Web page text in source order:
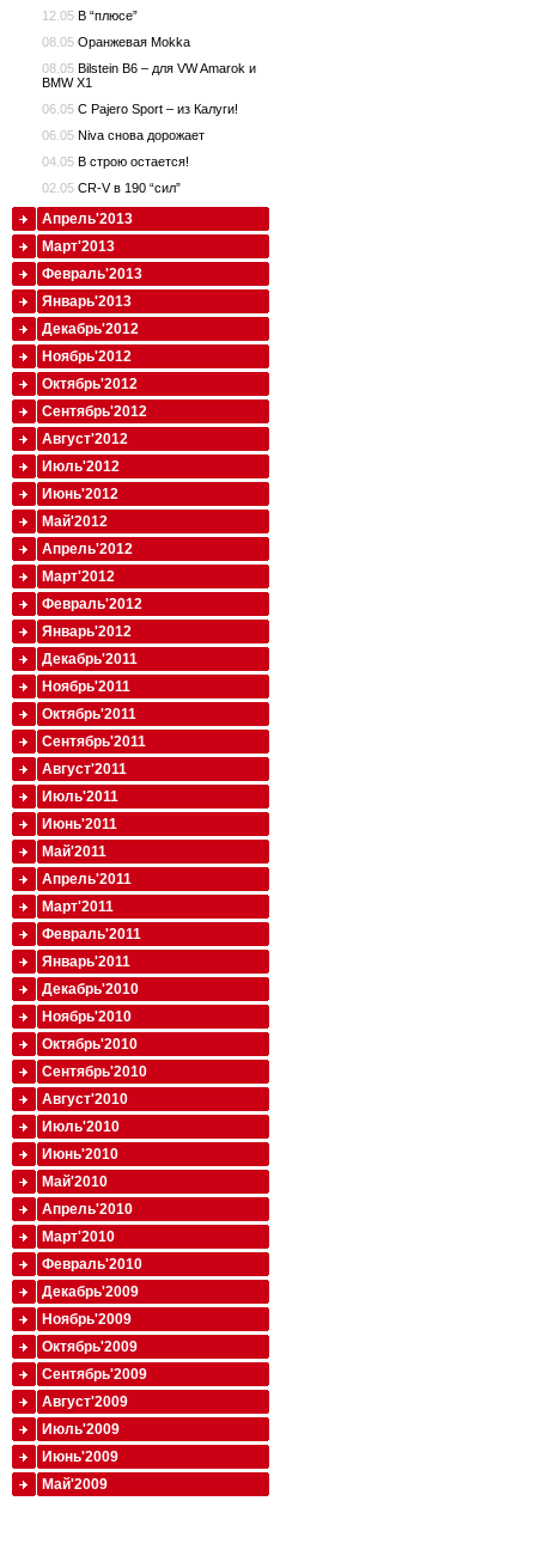
12.05 В “плюсе”
08.05 Оранжевая Mokka
08.05 Bilstein B6 – для VW Amarok и
BMW X1
06.05 С Pajero Sport – из Калуги!
06.05 Niva снова дорожает
04.05 В строю остается!
02.05 CR-V в 190 “сил”
Апрель'2013
Март'2013
Февраль'2013
Январь'2013
Декабрь'2012
Ноябрь'2012
Октябрь'2012
Сентябрь'2012
Август'2012
Июль'2012
Июнь'2012
Май'2012
Апрель'2012
Март'2012
Февраль'2012
Январь'2012
Декабрь'2011
Ноябрь'2011
Октябрь'2011
Сентябрь'2011
Август'2011
Июль'2011
Июнь'2011
Май'2011
Апрель'2011
Март'2011
Февраль'2011
Январь'2011
Декабрь'2010
Ноябрь'2010
Октябрь'2010
Сентябрь'2010
Август'2010
Июль'2010
Июнь'2010
Май'2010
Апрель'2010
Март'2010
Февраль'2010
Декабрь'2009
Ноябрь'2009
Октябрь'2009
Сентябрь'2009
Август'2009
Июль'2009
Июнь'2009
Май'2009